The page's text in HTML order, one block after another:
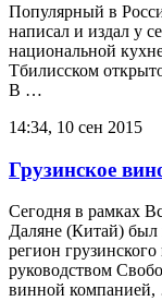
Популярный в
написал и издал у
национальной
Тбилисском
В …
14:34, 10 сен 2015
Грузинское
Сегодня в рамках
Даляне (Китай) был
регион
руководством
винной